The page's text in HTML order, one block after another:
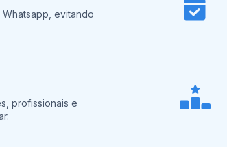
evitando
profissionais e